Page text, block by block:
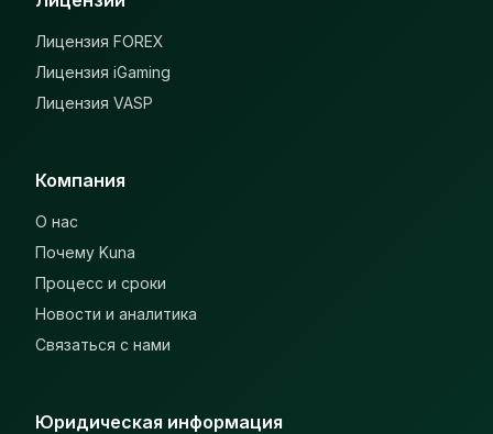
Лицензия FOREX
Лицензия iGaming
Лицензия VASP
Компания
О нас
Почему Kuna
Процесс и сроки
Новости и аналитика
Связаться с нами
Юридическая информация